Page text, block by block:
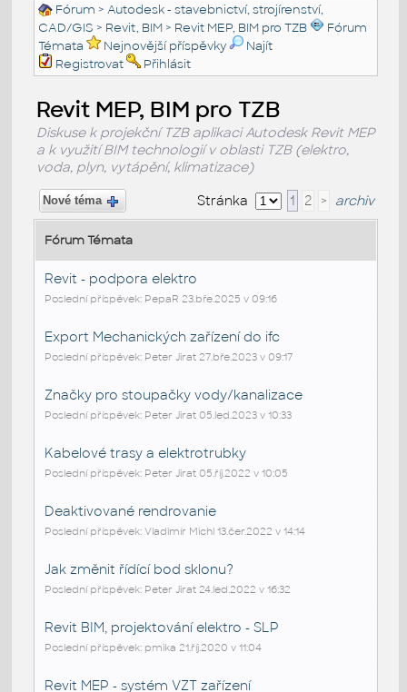
Fórum >Autodesk - stavebnictví, strojírenství,
CAD/GIS > Revit, BIM > Revit MEP, BIM pro TZB
Fórum
Témata
Nejnovější příspěvky
Najít
Registrovat
Přihlásit
Revit MEP, BIM pro TZB
Diskuse k projekční TZB aplikaci Autodesk Revit MEP
a k využití BIM technologií v oblasti TZB (elektro,
voda, plyn, vytápění, klimatizace)
Nové téma Stránka 1 2 > archiv
Fórum Témata
Revit - podpora elektro
Poslední příspěvek: PepaR 23.bře.2025 v 09:16
Export Mechanických zařízení do ifc
Poslední příspěvek: Peter Jirat 27.bře.2023 v 09:17
Značky pro stoupačky vody/kanalizace
Poslední příspěvek: Peter Jirat 05.led.2023 v 10:33
Kabelové trasy a elektrotrubky
Poslední příspěvek: Peter Jirat 05.říj.2022 v 10:05
Deaktivované rendrovanie
Poslední příspěvek: Vladimír Michl 13.čer.2022 v 14:14
Jak změnit řídící bod sklonu?
Poslední příspěvek: Peter Jirat 24.led.2022 v 16:32
Revit BIM, projektování elektro - SLP
Poslední příspěvek: pmika 21.říj.2020 v 11:04
Revit MEP - systém VZT zařízení